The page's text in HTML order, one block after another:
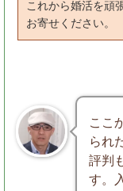
これから婚活を頑
お寄せください。
ここ
られ
評判
す。